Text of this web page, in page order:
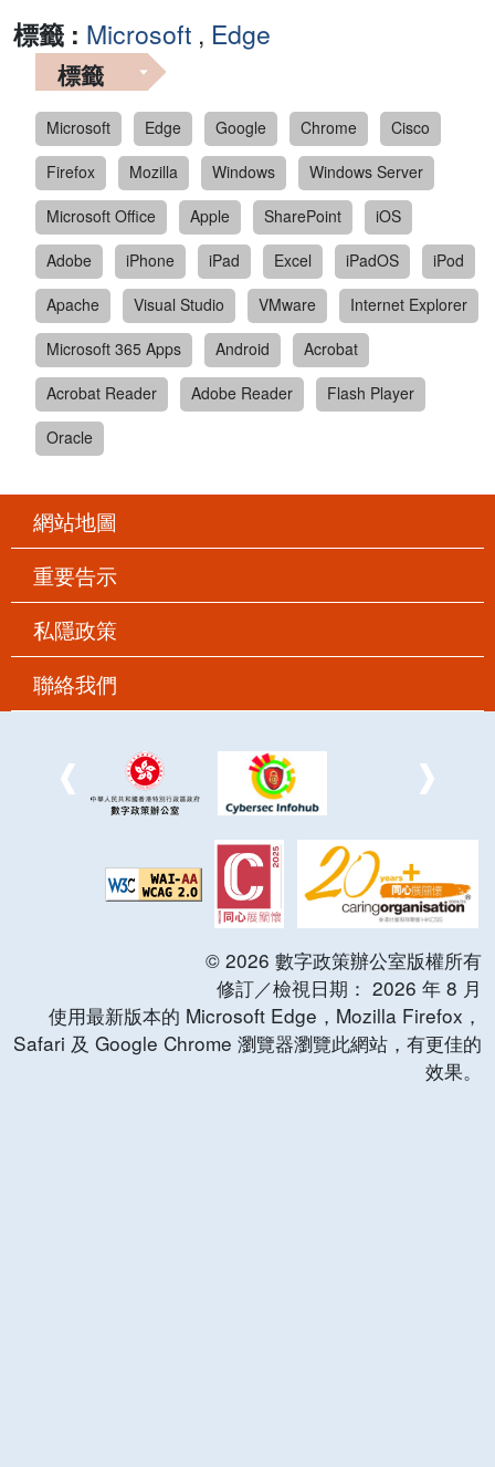
標籤 : Microsoft , Edge
標籤
Microsoft Edge Google Chrome
Cisco
Firefox
Mozilla Windows
Windows Server
Microsoft Office
Apple SharePoint
iOS
Adobe
iPhone iPad Excel iPadOS
iPod
Apache
Visual Studio VMware
Internet Explorer
Microsoft 365 Apps
Android
Acrobat
Acrobat Reader
Adobe Reader
Flash Player
Oracle
網站地圖
重要告示
私隱政策
聯絡我們
© 2026 數字政策辦公室版權所有
修訂／檢視日期： 2026 年 8 月
使用最新版本的 Microsoft Edge，Mozilla Firefox，
Safari 及 Google Chrome 瀏覽器瀏覽此網站，有更佳的
效果。